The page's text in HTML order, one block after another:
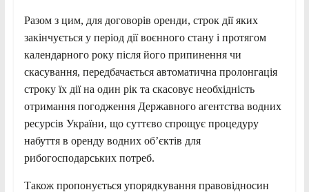
Разом з цим, для договорів оренди, строк дії яких
закінчується у період дії воєнного стану і протягом
календарного року після його припинення чи
скасування, передбачається автоматична пролонгація
строку їх дії на один рік та скасовує необхідність
отримання погодження Державного агентства водних
ресурсів України, що суттєво спрощує процедуру
набуття в оренду водних об’єктів для
рибогосподарських потреб.
Також пропонується упорядкування правовідносин